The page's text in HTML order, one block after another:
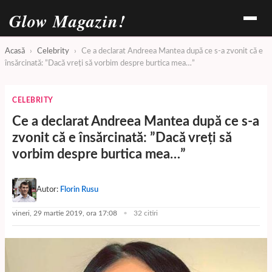
Glow Magazin!
Acasă › Celebrity ›
Ce a declarat Andreea Mantea după ce s-a zvonit că e
însărcinată: ”Dacă vreți să vorbim despre burtica mea…”
CELEBRITY
Ce a declarat Andreea Mantea după ce s-a
zvonit că e însărcinată: ”Dacă vreți să
vorbim despre burtica mea…”
Autor: Florin Rusu
vineri, 29 martie 2019, ora 17:08 32 citiri